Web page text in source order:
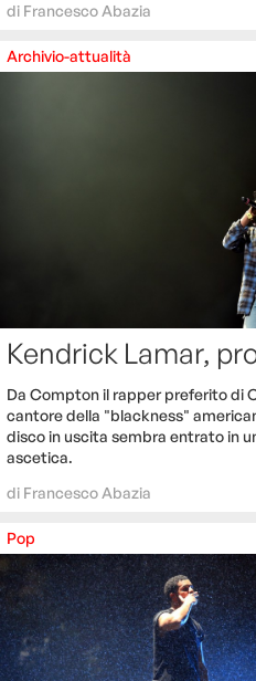
di Francesco Abazia
Archivio-attualità
Kendrick Lamar,
Da Compton il rapper preferito di
cantore della "blackness"
disco in uscita sembra entrato in
ascetica.
di Francesco Abazia
Pop